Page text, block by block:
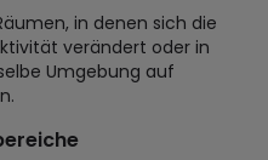
in denen sich die
verändert oder in
Umgebung auf